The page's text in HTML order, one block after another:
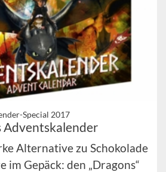
Special 2017
Adventskalender
Alternative zu Schokolade
im Gepäck: den „Dragons“